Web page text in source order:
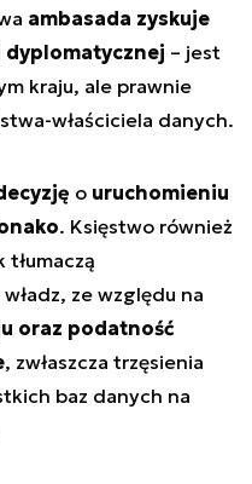
ambasada zyskuje
– jest
kraju, ale prawnie
właściciela danych.
o uruchomieniu
. Księstwo również
tłumaczą
ze względu na
oraz podatność
, zwłaszcza trzęsienia
baz danych na